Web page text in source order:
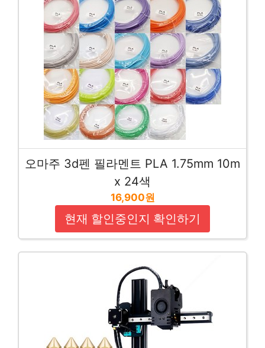
오마주 3d펜 필라멘트 PLA 1.75mm 10m
x 24색
16,900원
현재 할인중인지 확인하기